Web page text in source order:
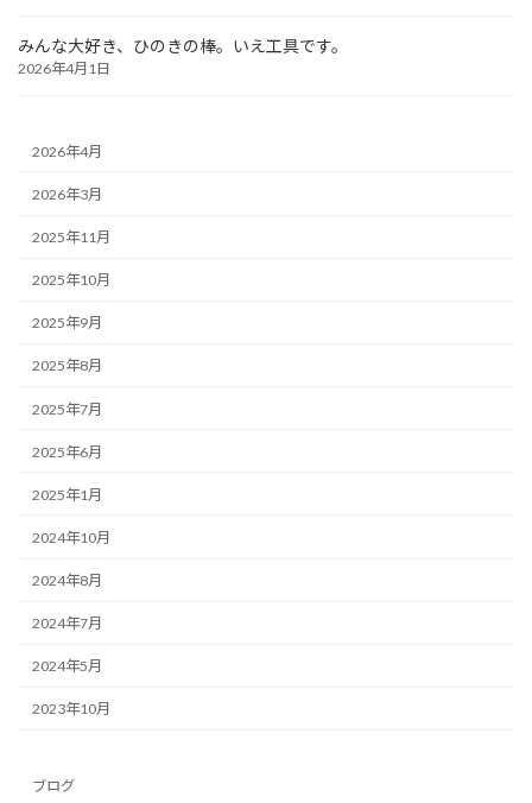
みんな大好き、ひのきの棒。いえ工具です。
2026年4月1日
2026年4月
2026年3月
2025年11月
2025年10月
2025年9月
2025年8月
2025年7月
2025年6月
2025年1月
2024年10月
2024年8月
2024年7月
2024年5月
2023年10月
ブログ